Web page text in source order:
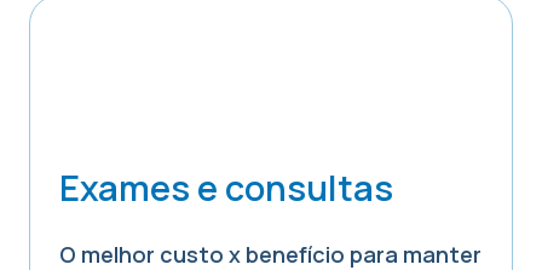
Exames e consultas
O melhor custo x benefício para manter